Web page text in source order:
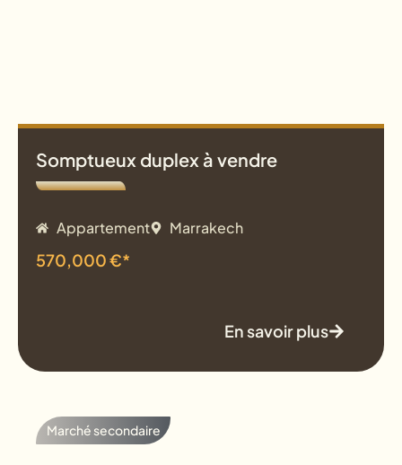
Somptueux duplex à vendre
Appartement Marrakech
570,000 €*
En savoir plus
Marché secondaire